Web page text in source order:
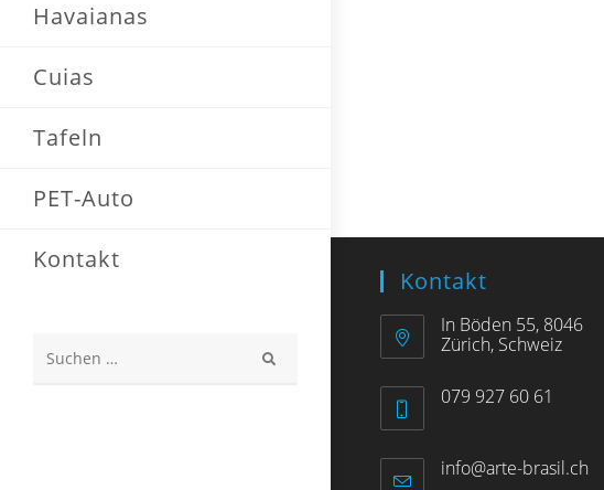
Havaianas
Cuias
Tafeln
PET-Auto
Kontakt
Kontakt
In Böden 55, 8046
Zürich, Schweiz
079 927 60 61
info@arte-brasil.ch